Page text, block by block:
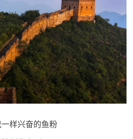
样兴奋的鱼粉